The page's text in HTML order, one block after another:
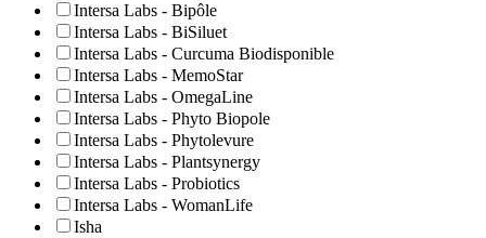
Intersa Labs - Bipôle
Intersa Labs - BiSiluet
Intersa Labs - Curcuma Biodisponible
Intersa Labs - MemoStar
Intersa Labs - OmegaLine
Intersa Labs - Phyto Biopole
Intersa Labs - Phytolevure
Intersa Labs - Plantsynergy
Intersa Labs - Probiotics
Intersa Labs - WomanLife
Isha